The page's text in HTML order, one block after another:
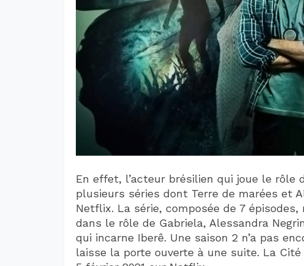
En effet, l’acteur brésilien qui joue le rôle
plusieurs séries dont Terre de marées et
Netflix. La série, composée de 7
dans le rôle de Gabriela, Alessandra
qui incarne Iberê. Une saison 2 n’a pas
laisse la porte ouverte à une suite. La